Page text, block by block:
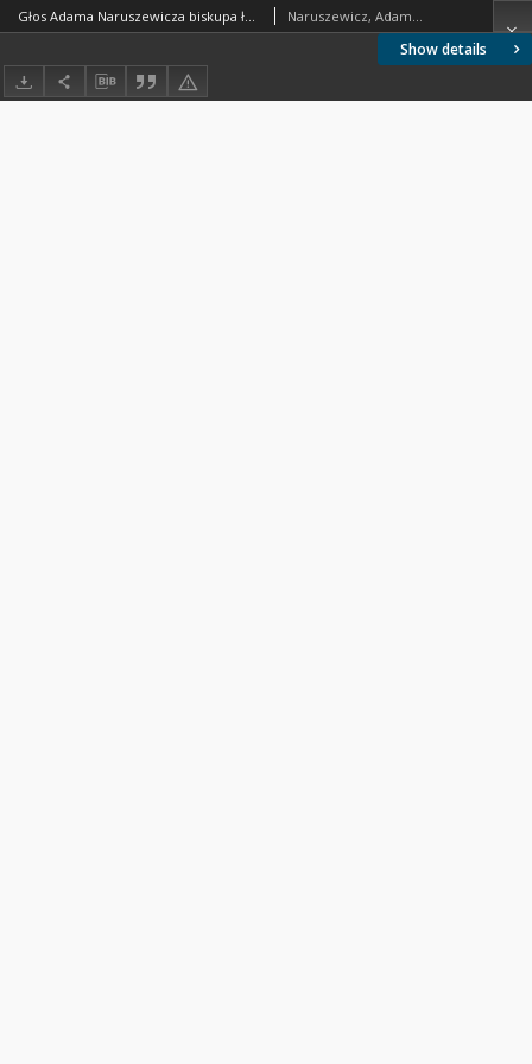
Show details
Głos Adama Naruszewicza biskupa łuckiego i brzeskiego przy założeniu pierwszego kamienia na Kościół Opatrznosci Boskiey r. 1792 dnia 3 maia na placu Uiazdowskim miany Naruszewicz, Adamd (1733-1796)